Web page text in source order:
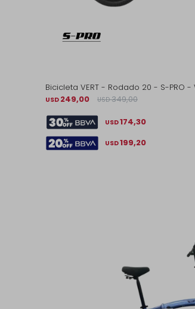
Bicicleta VERT - Rodado 20 - S-PRO -
USD 249,00 USD 349,00
USD174,30
USD199,20